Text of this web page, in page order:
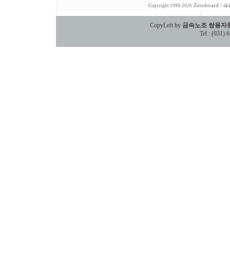
Copyright 1999-2026 Zeroboard /
CopyLeft by 금속노조 쌍용자
Tel : (031)